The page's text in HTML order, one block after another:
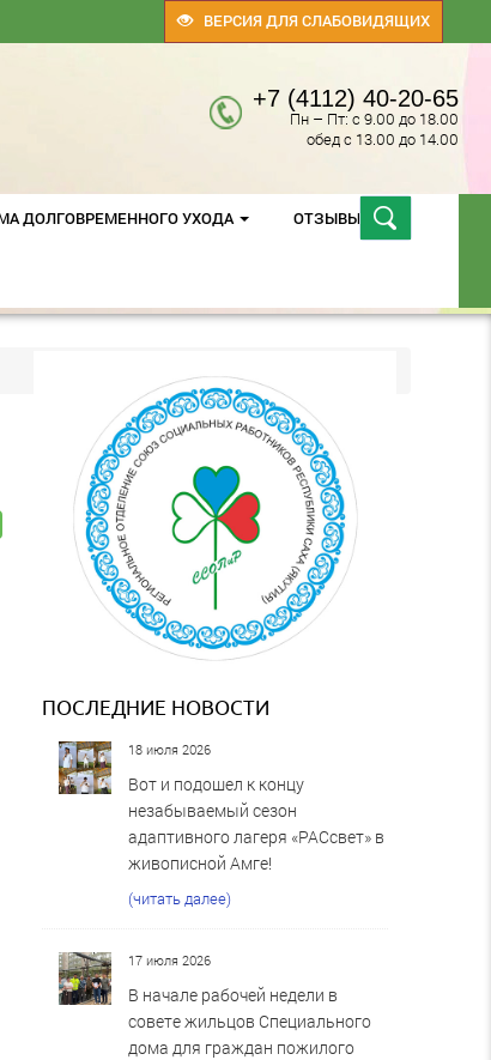
ВЕРСИЯ ДЛЯ СЛАБОВИДЯЩИХ
+7 (4112) 40-20-65
Пн – Пт: с 9.00 до 18.00
обед с 13.00 до 14.00
ДОЛГОВРЕМЕННОГО УХОДА ОТЗЫВЫ
ПОСЛЕДНИЕ НОВОСТИ
18 июля 2026
Вот и подошел к концу
незабываемый сезон
адаптивного лагеря «РАСсвет» в
живописной Амге!
(читать далее)
17 июля 2026
В начале рабочей недели в
совете жильцов Специального
дома для граждан пожилого